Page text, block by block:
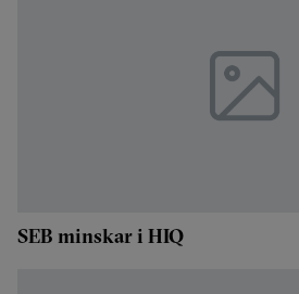
SEB minskar i HIQ